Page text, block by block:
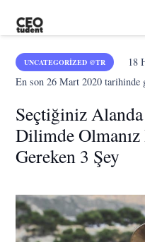
UNCATEGORIZED @TR 18
En son26 Mart 2020 tarihinde
Seçtiğiniz
Dilimde
Gereken 3 Şey